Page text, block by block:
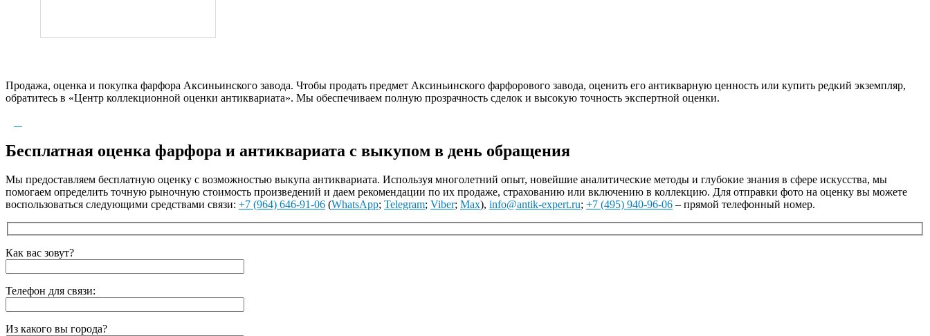
Продажа, оценка и покупка фарфора Аксиньинского завода. Чтобы продать предмет Аксиньинского фарфорового завода, оценить его антикварную ценность или купить редкий экземпляр,
обратитесь в «Центр коллекционной оценки антиквариата». Мы обеспечиваем полную прозрачность сделок и высокую точность экспертной оценки.
Бесплатная оценка фарфора и антиквариата с выкупом в день обращения
Мы предоставляем бесплатную оценку с возможностью выкупа антиквариата. Используя многолетний опыт, новейшие аналитические методы и глубокие знания в сфере искусства, мы
помогаем определить точную рыночную стоимость произведений и даем рекомендации по их продаже, страхованию или включению в коллекцию. Для отправки фото на оценку вы можете
воспользоваться следующими средствами связи: +7 (964) 646-91-06 (WhatsApp; Telegram; Viber; Max), info@antik-expert.ru; +7 (495) 940-96-06 – прямой телефонный номер.
Как вас зовут?
Телефон для связи:
Из какого вы города?